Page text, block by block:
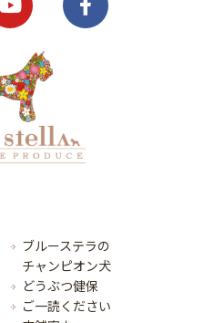
ブルーステラの
チャンピオン犬
どうぶつ健保
ご一読ください